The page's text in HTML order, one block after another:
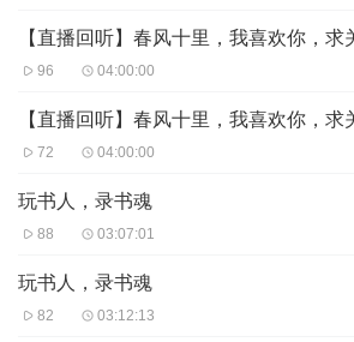
【直播回听】春风十里，我喜欢你，求
96 04:00:00
【直播回听】春风十里，我喜欢你，求
72 04:00:00
玩书人，录书魂
88 03:07:01
玩书人，录书魂
82 03:12:13